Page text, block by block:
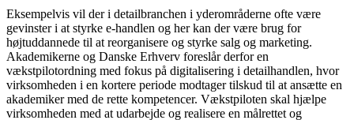
Eksempelvis vil der i detailbranchen i yderområderne ofte være
gevinster i at styrke e-handlen og her kan der være brug for
højtuddannede til at reorganisere og styrke salg og marketing.
Akademikerne og Danske Erhverv foreslår derfor en
vækstpilotordning med fokus på digitalisering i detailhandlen, hvor
virksomheden i en kortere periode modtager tilskud til at ansætte en
akademiker med de rette kompetencer. Vækstpiloten skal hjælpe
virksomheden med at udarbejde og realisere en målrettet og